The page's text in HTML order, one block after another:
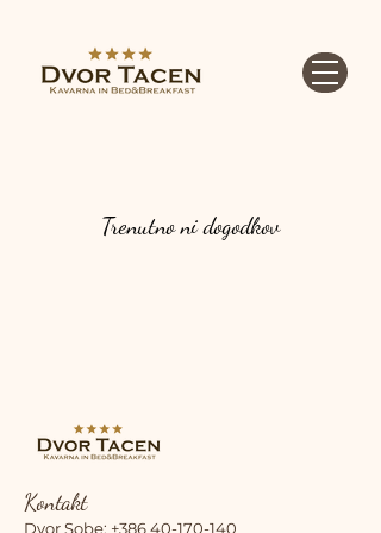
Trenutno ni dogodkov
Kontakt
Dvor Sobe: +386 40-170-140